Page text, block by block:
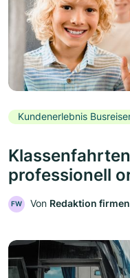
Kundenerlebnis
professionell
FW Von Redaktion